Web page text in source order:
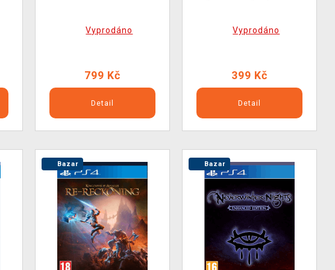
Vyprodáno
799 Kč
Detail
Vyprodáno
399 Kč
Detail
Bazar Bazar